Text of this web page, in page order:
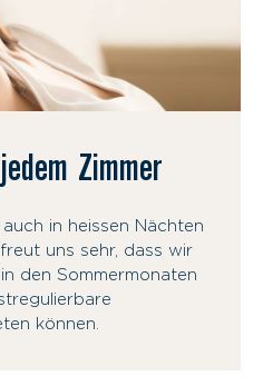
Zimmer
in heissen Nächten
uns sehr, dass wir
den Sommermonaten
können.